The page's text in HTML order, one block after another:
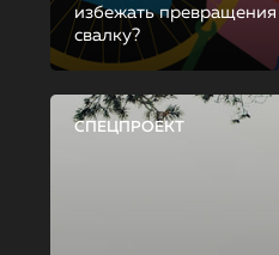
избежать
свалку?
СПЕЦПРОЕКТ